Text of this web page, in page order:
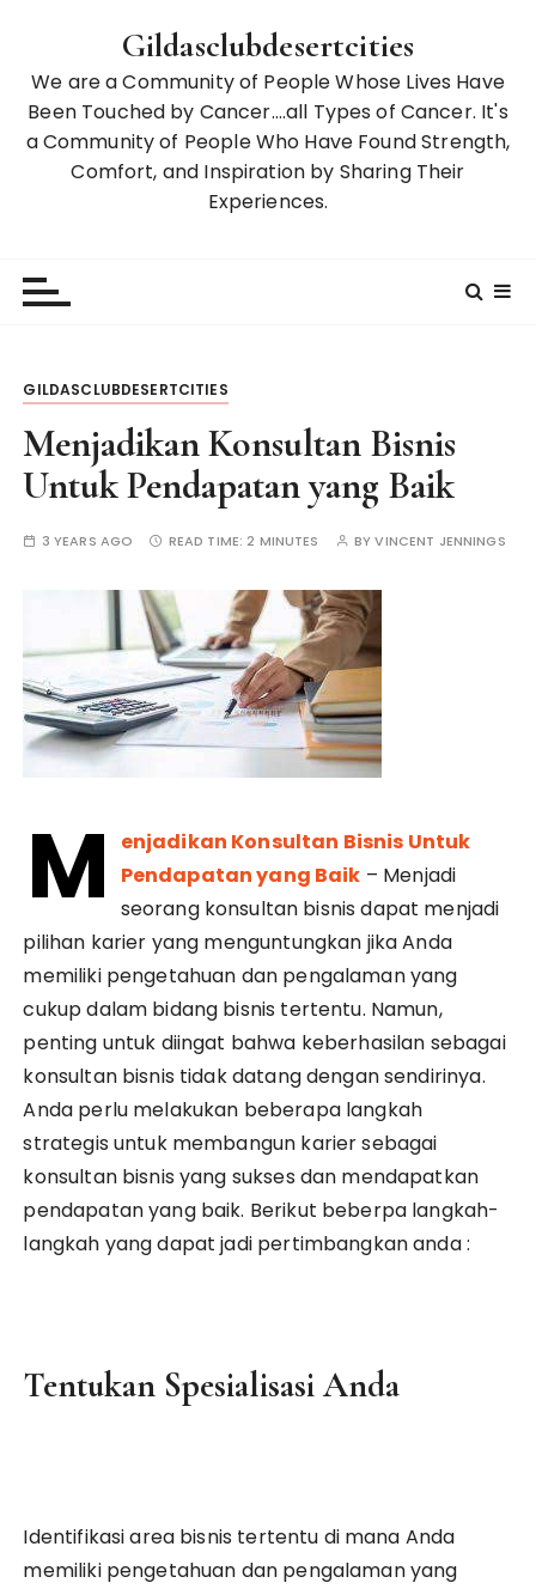
Gildasclubdesertcities
We are a Community of People Whose Lives Have
Been Touched by Cancer….all Types of Cancer. It's
a Community of People Who Have Found Strength,
Comfort, and Inspiration by Sharing Their
Experiences.
GILDASCLUBDESERTCITIES
Menjadikan Konsultan Bisnis
Untuk Pendapatan yang Baik
3 YEARS AGO READ TIME:2 MINUTES BYVINCENT JENNINGS
M
enjadikan Konsultan Bisnis Untuk
Pendapatan yang Baik – Menjadi
seorang konsultan bisnis dapat menjadi
pilihan karier yang menguntungkan jika Anda
memiliki pengetahuan dan pengalaman yang
cukup dalam bidang bisnis tertentu. Namun,
penting untuk diingat bahwa keberhasilan sebagai
konsultan bisnis tidak datang dengan sendirinya.
Anda perlu melakukan beberapa langkah
strategis untuk membangun karier sebagai
konsultan bisnis yang sukses dan mendapatkan
pendapatan yang baik. Berikut beberpa langkah-
langkah yang dapat jadi pertimbangkan anda :
Tentukan Spesialisasi Anda
Identifikasi area bisnis tertentu di mana Anda
memiliki pengetahuan dan pengalaman yang